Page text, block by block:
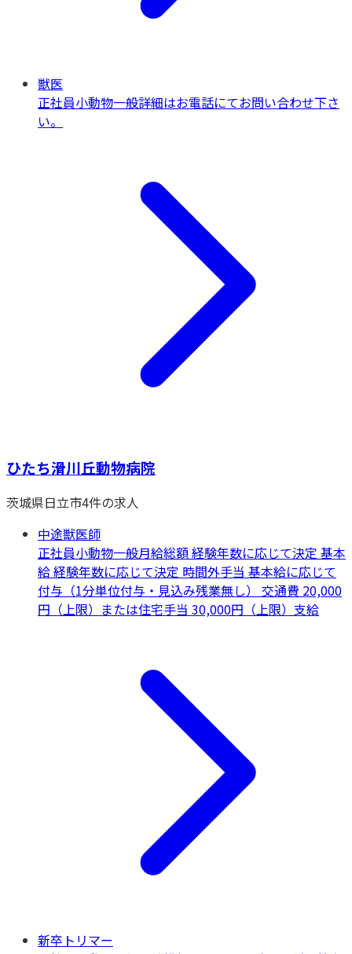
獣医
正社員小動物一般詳細はお電話にてお問い合わせ下さ
い。
ひたち滑川丘動物病院
茨城県日立市4件の求人
中途獣医師
正社員小動物一般月給総額 経験年数に応じて決定 基本
給 経験年数に応じて決定 時間外手当 基本給に応じて
付与（1分単位付与・見込み残業無し） 交通費 20,000
円（上限）または住宅手当 30,000円（上限）支給
新卒トリマー